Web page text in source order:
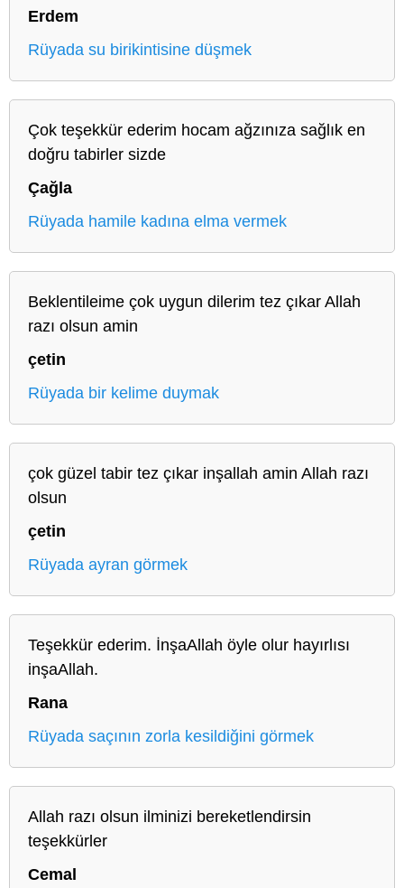
Erdem
Rüyada su birikintisine düşmek
Çok teşekkür ederim hocam ağzınıza sağlık en
doğru tabirler sizde
Çağla
Rüyada hamile kadına elma vermek
Beklentileime çok uygun dilerim tez çıkar Allah
razı olsun amin
çetin
Rüyada bir kelime duymak
çok güzel tabir tez çıkar inşallah amin Allah razı
olsun
çetin
Rüyada ayran görmek
Teşekkür ederim. İnşaAllah öyle olur hayırlısı
inşaAllah.
Rana
Rüyada saçının zorla kesildiğini görmek
Allah razı olsun ilminizi bereketlendirsin
teşekkürler
Cemal